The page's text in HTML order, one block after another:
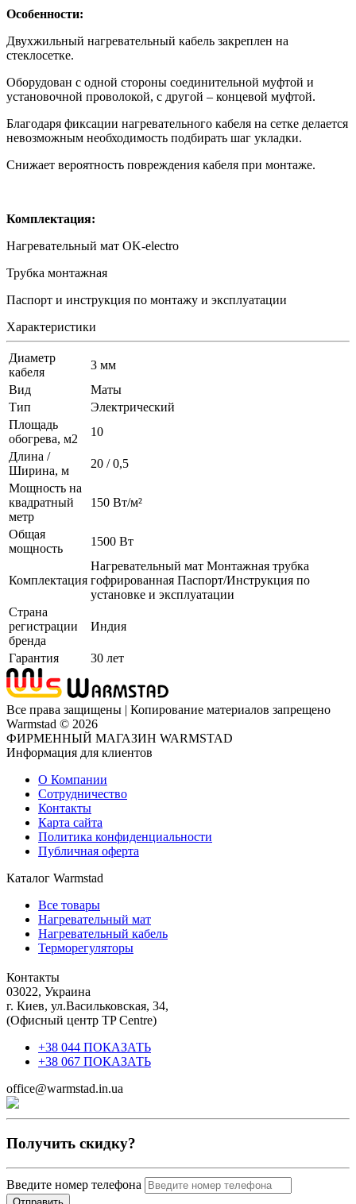
Особенности:
Двухжильный нагревательный кабель закреплен на
стеклосетке.
Оборудован с одной стороны соединительной муфтой и
установочной проволокой, с другой – концевой муфтой.
Благодаря фиксации нагревательного кабеля на сетке делается
невозможным необходимость подбирать шаг укладки.
Снижает вероятность повреждения кабеля при монтаже.
Комплектация:
Нагревательный мат OK-electro
Трубка монтажная
Паспорт и инструкция по монтажу и эксплуатации
Характеристики
Диаметр
кабеля
3 мм
Вид
Маты
Тип
Электрический
Площадь
обогрева, м2
10
Длина /
Ширина, м
20 / 0,5
Мощность на
квадратный
метр
150 Вт/м²
Общая
мощность
1500 Вт
Комплектация
Нагревательный мат Монтажная трубка
гофрированная Паспорт/Инструкция по
установке и эксплуатации
Страна
регистрации
бренда
Индия
Гарантия 30 лет
Все права защищены | Копирование материалов запрещено
Warmstad © 2026
ФИРМЕННЫЙ МАГАЗИН WARMSTAD
Информация для клиентов
О Компании
Сотрудничество
Контакты
Карта сайта
Политика конфиденциальности
Публичная оферта
Каталог Warmstad
Все товары
Нагревательный мат
Нагревательный кабель
Терморегуляторы
Контакты
03022, Украина
г. Киев, ул.Васильковская, 34,
(Офисный центр TP Centre)
+38 044 ПОКАЗАТЬ
+38 067 ПОКАЗАТЬ
office@warmstad.in.ua
Получить скидку?
Введите номер телефона